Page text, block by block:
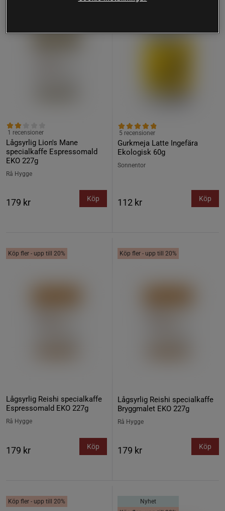
Lågsyrlig Lion's Mane
specialkaffe Espressomald
EKO 227g
1 recensioner
Rå Hygge
179 kr Köp
Gurkmeja Latte Ingefära
Ekologisk 60g
5 recensioner
Sonnentor
112 kr Köp
Köp fler - upp till 20%
Lågsyrlig Reishi specialkaffe
Espressomald EKO 227g
Rå Hygge
179 kr Köp
Köp fler - upp till 20%
Lågsyrlig Reishi specialkaffe
Bryggmalet EKO 227g
Rå Hygge
179 kr Köp
Köp fler - upp till 20%
Nyhet